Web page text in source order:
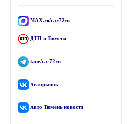
MAX.ru/car72ru
ДТП в Тюмени
t.me/car72ru
Авторынок
Авто Тюмень новости